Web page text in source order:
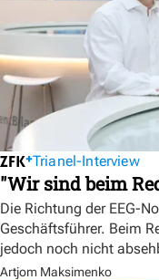
Trianel-Interview
"Wir sind beim
Die Richtung der EEG-
Geschäftsführer. Beim
jedoch noch nicht
Artjom Maksimenko